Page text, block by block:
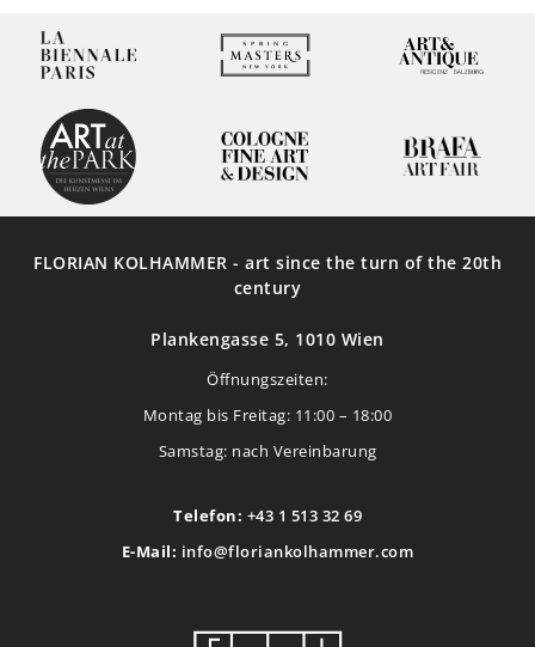
FLORIAN KOLHAMMER - art since the turn of the 20th
century
Plankengasse 5, 1010 Wien
Öffnungszeiten:
Montag bis Freitag: 11:00 – 18:00
Samstag: nach Vereinbarung
Telefon: +43 1 513 32 69
E-Mail: info@floriankolhammer.com